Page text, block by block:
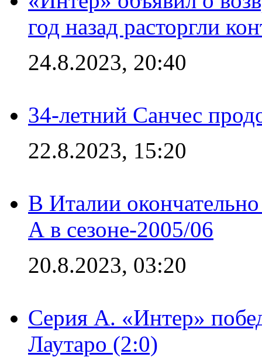
год назад расторгли
24.8.2023, 20:40
34-летний Санчес
22.8.2023, 15:20
В Италии
А в сезоне-2005/06
20.8.2023, 03:20
Серия А. «Интер»
Лаутаро (2:0)